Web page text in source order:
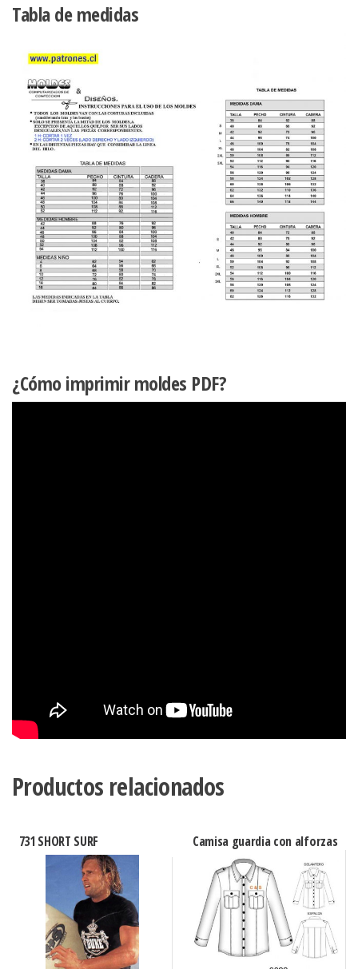
Tabla de medidas
¿Cómo imprimir moldes PDF?
Productos relacionados
731 SHORT SURF Camisa guardia con alforzas